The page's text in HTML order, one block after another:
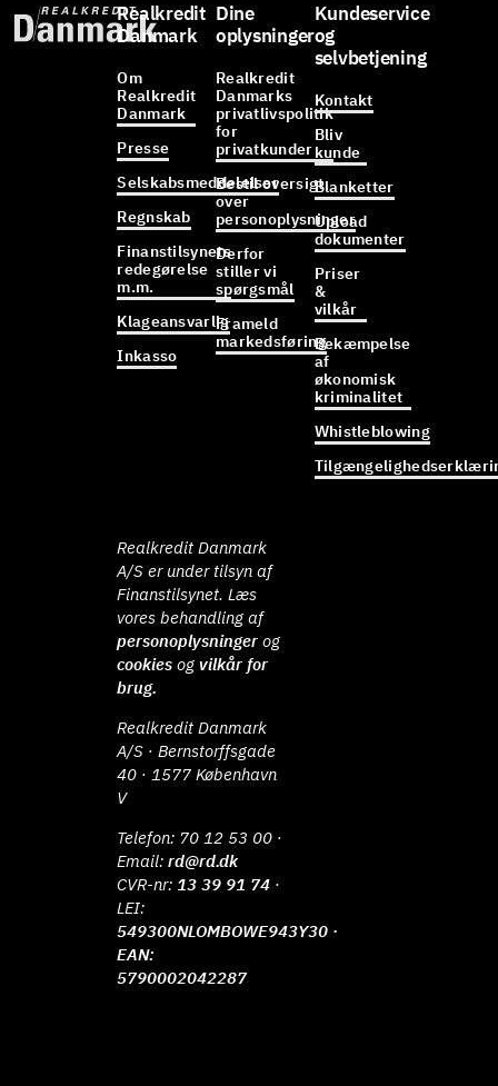
Realkredit
Danmark
Om
Realkredit
Danmark
Presse
Selskabsmeddelelser
Regnskab
Finanstilsynets
redegørelse
m.m.
Klageansvarlig
Inkasso
Dine
oplysninger
Realkredit
Danmarks
privatlivspolitik
for
privatkunder
Bestil oversigt
over
personoplysninger
Derfor
stiller vi
spørgsmål
Frameld
markedsføring
Kundeservice
og
selvbetjening
Kontakt
Bliv
kunde
Blanketter
Upload
dokumenter
Priser
&
vilkår
Bekæmpelse
af
økonomisk
kriminalitet
Whistleblowing
Realkredit Danmark
A/S er under tilsyn af
Finanstilsynet. Læs
vores behandling af
personoplysninger og
cookies ogvilkår for
brug.
Realkredit Danmark
A/S · Bernstorffsgade
40 · 1577 København
V
Telefon: 70 12 53 00 ·
Email:rd@rd.dk
CVR-nr: 13 39 91 74 ·
LEI:
549300NLOMBOWE943Y30 ·
EAN:
5790002042287